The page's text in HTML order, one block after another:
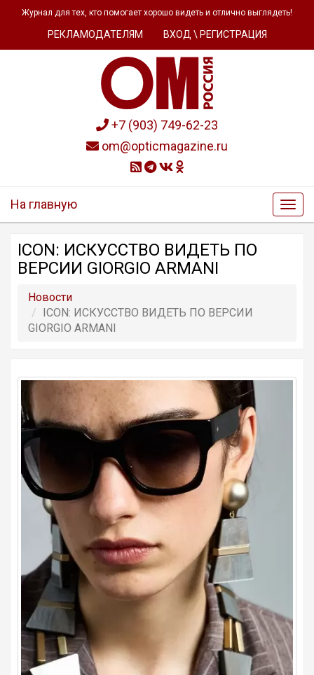
Журнал для тех, кто помогает хорошо видеть и отлично выглядеть!
РЕКЛАМОДАТЕЛЯМ ВХОД \ РЕГИСТРАЦИЯ
+7 (903) 749-62-23
om@opticmagazine.ru
На главную
ICON: ИСКУССТВО ВИДЕТЬ ПО
ВЕРСИИ GIORGIO ARMANI
Новости
ICON: ИСКУССТВО ВИДЕТЬ ПО ВЕРСИИ
GIORGIO ARMANI